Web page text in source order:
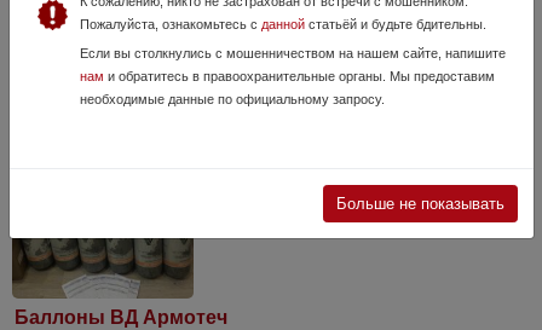
автоматический огонь. Окрашен оружейной краской "Оникс"-матовая.
Техническое состояние-отличное. В комплекте-коробка,
Баллоны ВД Армотеч
Пожалуйста, ознакомьтесь с даннойстатьёй и будьте бдительны.
Если вы столкнулись с мошенничеством на нашем сайте, напишите
нам и обратитесь в правоохранительные органы. Мы предоставим
необходимые данные по официальному запросу.
Больше не показывать